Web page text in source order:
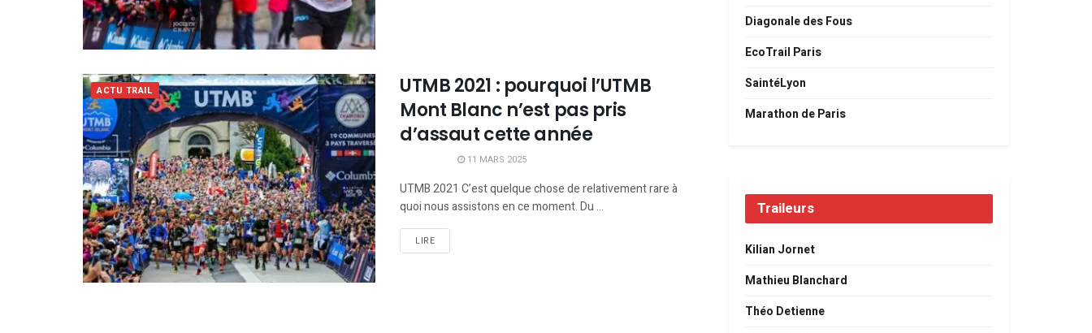
ACTU TRAIL
UTMB 2021 : pourquoi l’UTMB
Mont Blanc n’est pas pris
d’assaut cette année
11 MARS 2025
UTMB 2021 C’est quelque chose de relativement rare à
quoi nous assistons en ce moment. Du ...
LIRE
Diagonale des Fous
EcoTrail Paris
SaintéLyon
Marathon de Paris
Traileurs
Kilian Jornet
Mathieu Blanchard
Théo Detienne